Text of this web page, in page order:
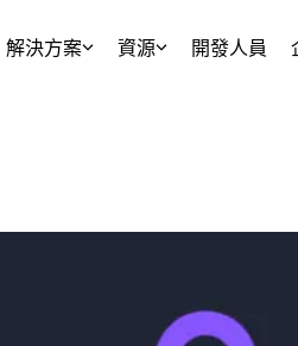
解決方案 資源 開發人員